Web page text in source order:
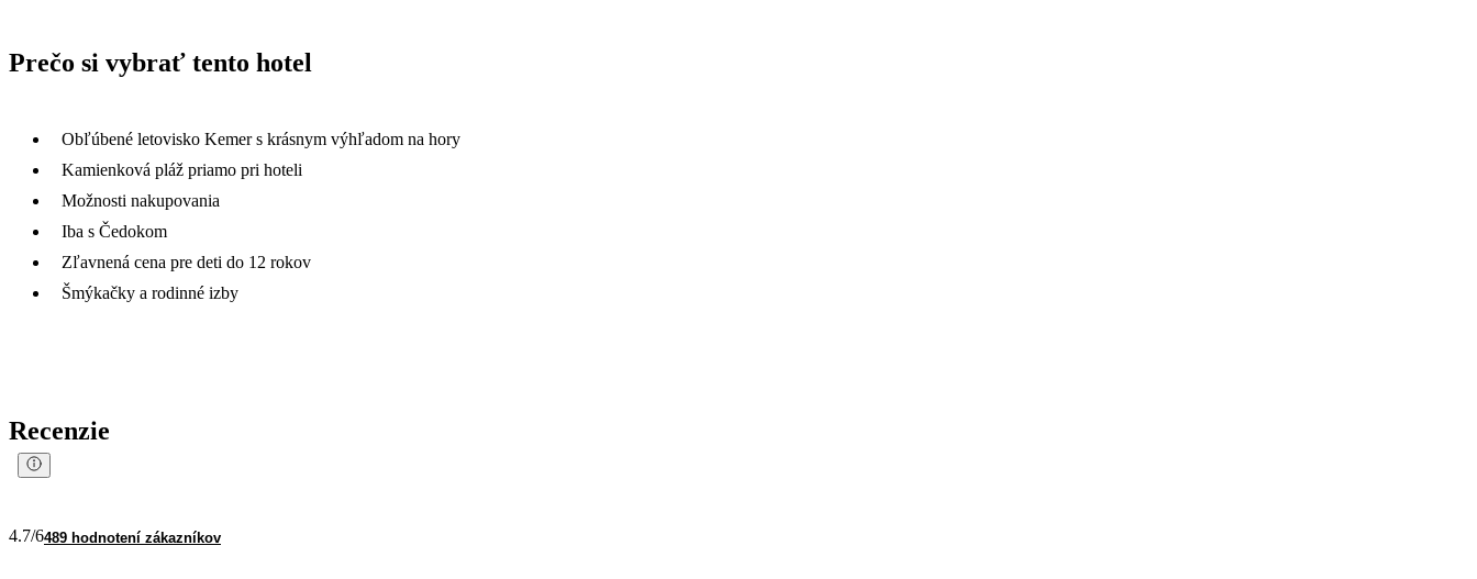
Prečo si vybrať tento hotel
Obľúbené letovisko Kemer s krásnym výhľadom na hory
Kamienková pláž priamo pri hoteli
Možnosti nakupovania
Iba s Čedokom
Zľavnená cena pre deti do 12 rokov
Šmýkačky a rodinné izby
Recenzie
4.7/6489 hodnotení zákazníkov